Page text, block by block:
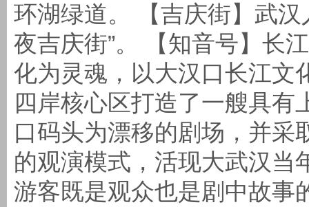
环湖绿道。 【吉庆街】武
夜吉庆街”。 【知音号】长
化为灵魂，以大汉口长江文
四岸核心区打造了一艘具有
口码头为漂移的剧场，并采
的观演模式，活现大武汉当
游客既是观众也是剧中故事